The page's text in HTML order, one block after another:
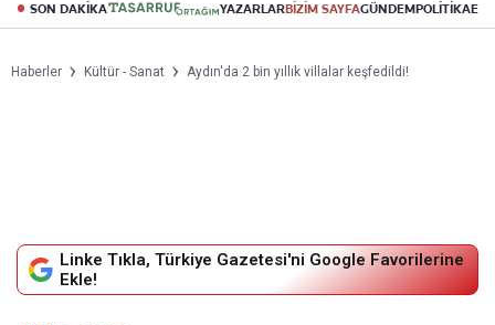
SON DAKİKA YAZARLARBİZİM SAYFAGÜNDEMPOLİTİKA
Haberler Kültür - Sanat Aydın'da 2 bin yıllık villalar keşfedildi!
Linke Tıkla, Türkiye Gazetesi'ni Google Favorilerine
Ekle!